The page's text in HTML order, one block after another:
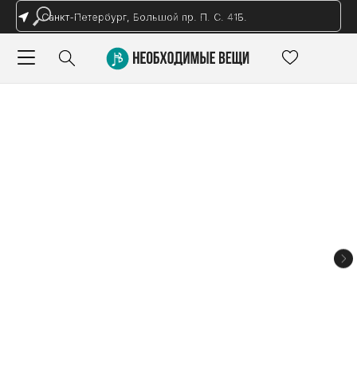
Санкт-Петербург, Большой пр. П. С. 41Б.